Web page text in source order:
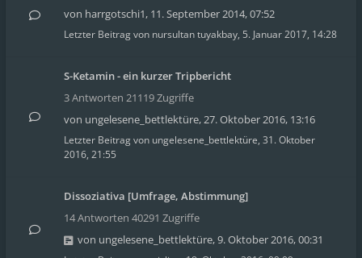
von harrgotschi1, 11. September 2014, 07:52
Letzter Beitrag von nursultan tuyakbay, 5. Januar 2017, 14:28
S-Ketamin - ein kurzer Tripbericht
3 Antworten 21119 Zugriffe
von ungelesene_bettlektüre,27. Oktober 2016, 13:16
Letzter Beitrag von ungelesene_bettlektüre, 31. Oktober
2016, 21:55
Dissoziativa [Umfrage, Abstimmung]
14 Antworten 40291 Zugriffe
von ungelesene_bettlektüre,9. Oktober 2016, 00:31